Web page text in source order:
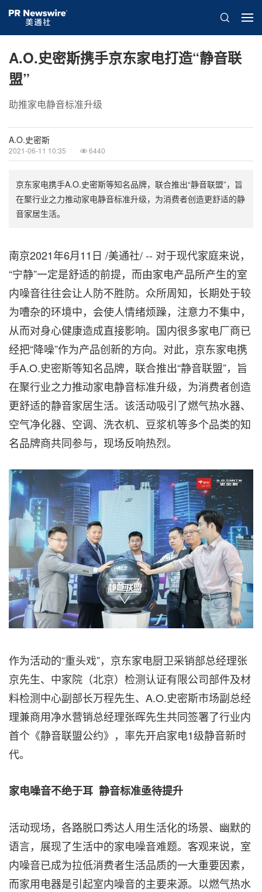
A.O.史密斯携手京东家电打造“静音联
盟”
助推家电静音标准升级
A.O.史密斯
2021-06-11 10:35 6440
京东家电携手A.O.史密斯等知名品牌，联合推出“静音联盟”，旨
在聚行业之力推动家电静音标准升级，为消费者创造更舒适的静
音家居生活。
南京2021年6月11日 /美通社/ -- 对于现代家庭来说，
“宁静”一定是舒适的前提，而由家电产品所产生的室
内噪音往往会让人防不胜防。众所周知，长期处于较
为嘈杂的环境中，会使人情绪烦躁，注意力不集中，
从而对身心健康造成直接影响。国内很多家电厂商已
经把“降噪”作为产品创新的方向。对此，京东家电携
手A.O.史密斯等知名品牌，联合推出“静音联盟”，旨
在聚行业之力推动家电静音标准升级，为消费者创造
更舒适的静音家居生活。该活动吸引了燃气热水器、
空气净化器、空调、洗衣机、豆浆机等多个品类的知
名品牌商共同参与，现场反响热烈。
作为活动的“重头戏”，京东家电厨卫采销部总经理张
京先生、中家院（北京）检测认证有限公司部件及材
料检测中心副部长万程先生、A.O.史密斯市场副总经
理兼商用净水营销总经理张晖先生共同签署了行业内
首个《静音联盟公约》，率先开启家电1级静音新时
代。
家电噪音不绝于耳 静音标准亟待提升
活动现场，各路脱口秀达人用生活化的场景、幽默的
语言，展现了生活中的家电噪音难题。客观来说，室
内噪音已成为拉低消费者生活品质的一大重要因素，
而家用电器是引起室内噪音的主要来源。以燃气热水